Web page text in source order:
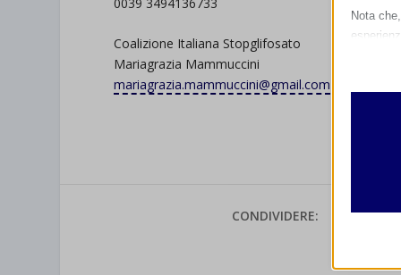
Coalizione Italiana Stopglifosato
Mariagrazia Mammuccini
mariagrazia.mammuccini@gmail.com
CONDIVIDERE:
Nota
I
Altri